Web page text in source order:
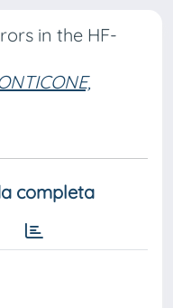
in the HF-
completa